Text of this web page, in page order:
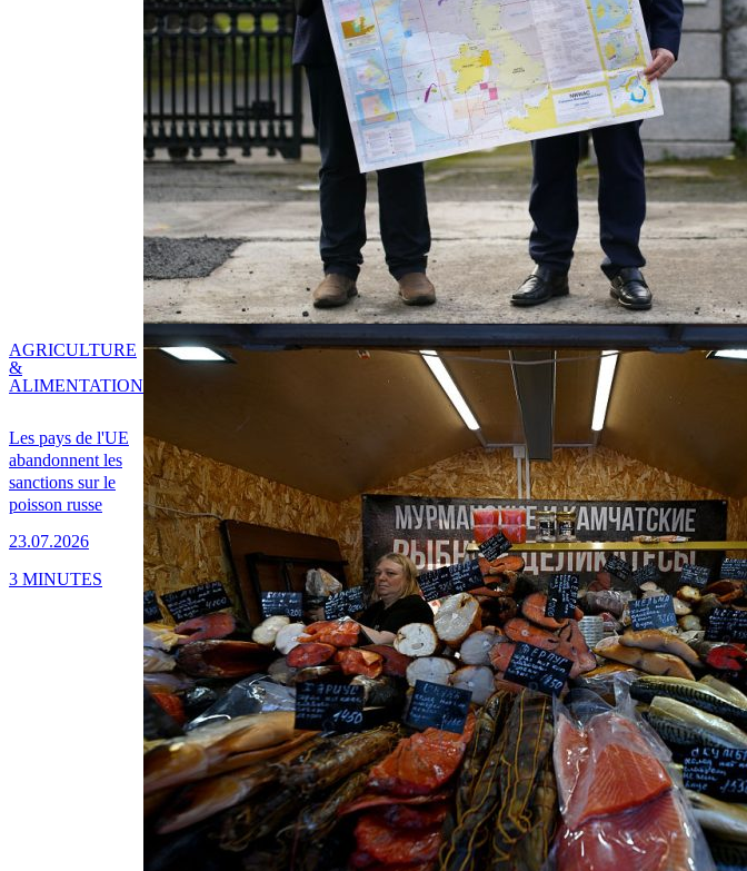
Les pays de l'UE
abandonnent les
sanctions sur le
poisson russe
23.07.2026
AGRICULTURE
&
ALIMENTATION
3 MINUTES